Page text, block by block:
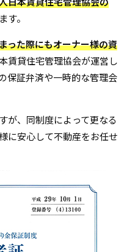
す。
った際にもオーナー様の資
賃貸住宅管理協会が運営し
保証弁済や一時的な管理会
が、同制度によって更なる
に安心して不動産をお任せ